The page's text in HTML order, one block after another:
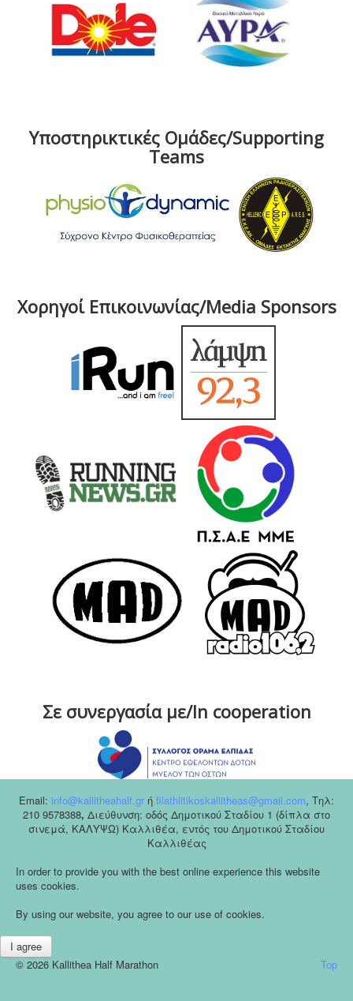
Υποστηρικτικές Ομάδες/Supporting
Teams
Χορηγοί Επικοινωνίας/Media Sponsors
Σε συνεργασία με/In cooperation
Email: info@kallitheahalf.gr ή filathlitikoskallitheas@gmail.com, Tηλ:
210 9578388, Διεύθυνση: οδός Δημοτικού Σταδίου 1 (δίπλα στο
σινεμά, ΚΑΛΥΨΩ) Καλλιθέα, εντός του Δημοτικού Σταδίου
Καλλιθέας
In order to provide you with the best online experience this website
uses cookies.
By using our website, you agree to our use of cookies.
I agree
Top
© 2026 Kallithea Half Marathon